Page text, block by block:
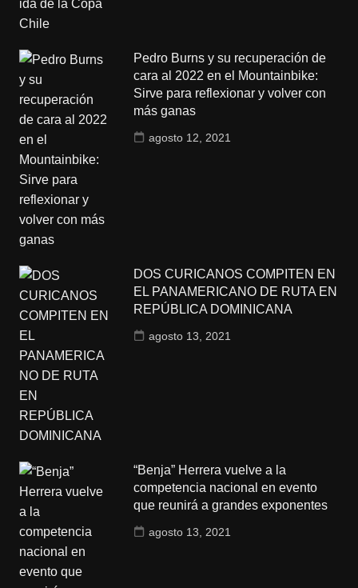
Pedro Burns y su recuperación de
cara al 2022 en el Mountainbike:
Sirve para reflexionar y volver con
más ganas
agosto 12, 2021
DOS CURICANOS COMPITEN EN
EL PANAMERICANO DE RUTA EN
REPÚBLICA DOMINICANA
agosto 13, 2021
“Benja” Herrera vuelve a la
competencia nacional en evento
que reunirá a grandes exponentes
agosto 13, 2021